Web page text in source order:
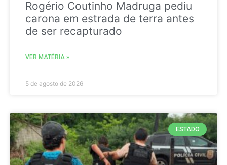
Rogério Coutinho Madruga pediu
carona em estrada de terra antes
de ser recapturado
VER MATÉRIA »
5 de agosto de 2026
ESTADO